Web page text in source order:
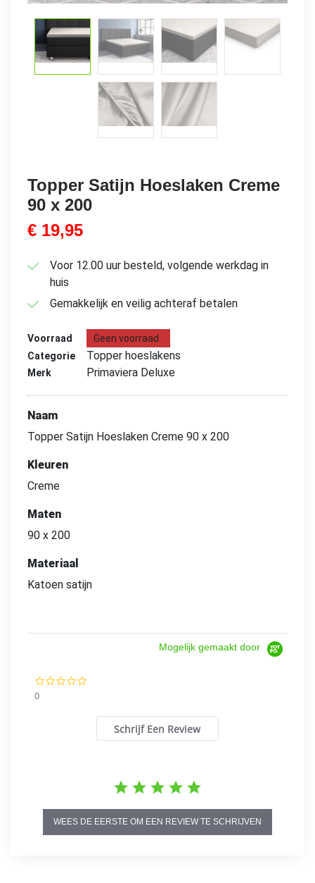
Topper Satijn Hoeslaken Creme
90 x 200
€ 19,95
Voor 12.00 uur besteld, volgende werkdag in
huis
Gemakkelijk en veilig achteraf betalen
Voorraad
Geen voorraad
Categorie
Topper hoeslakens
Merk Primaviera Deluxe
Naam
Topper Satijn Hoeslaken Creme 90 x 200
Kleuren
Creme
Maten
90 x 200
Materiaal
Katoen satijn
Mogelijk gemaakt door
0
Schrijf Een Review
WEES DE EERSTE OM EEN REVIEW TE SCHRIJVEN